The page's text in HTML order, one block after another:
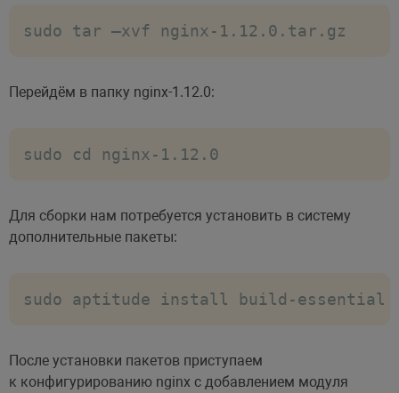
sudo tar –xvf nginx-1.12.0.tar.gz
Перейдём в папку nginx-1.12.0:
sudo cd nginx-1.12.0
Для сборки нам потребуется установить в систему
дополнительные пакеты:
sudo aptitude install build-essential
После установки пакетов приступаем
к конфигурированию nginx с добавлением модуля